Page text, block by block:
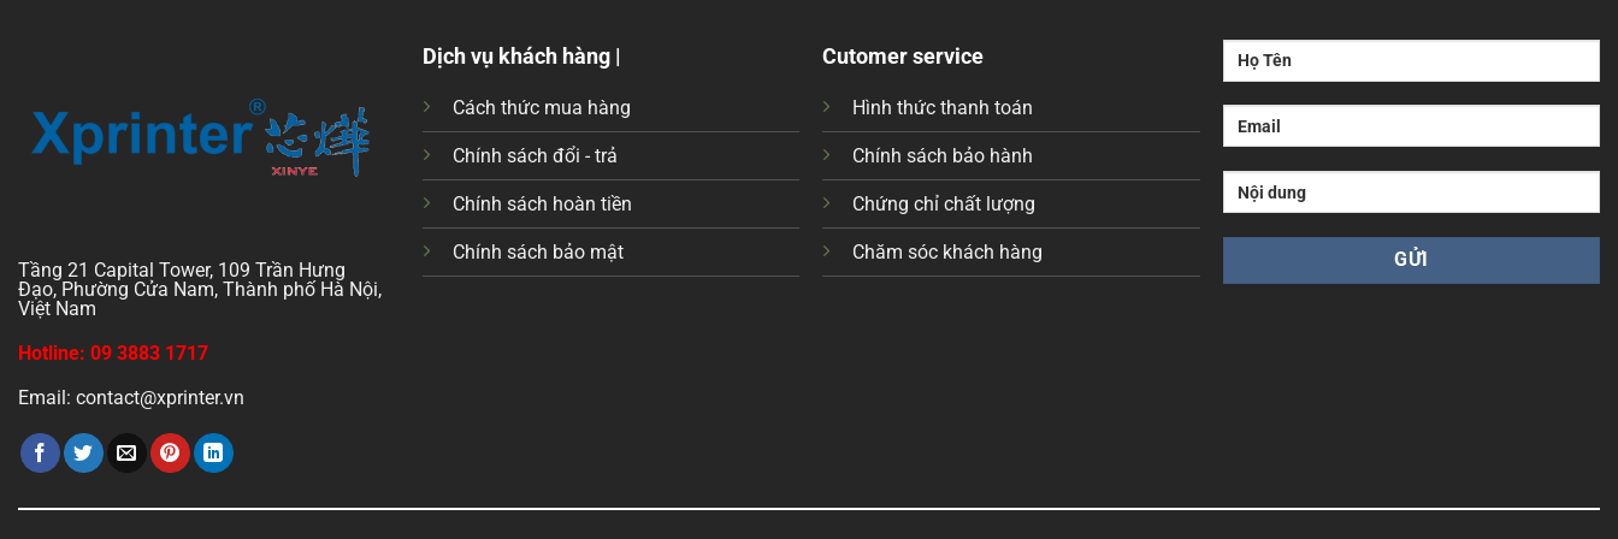
Tầng 21 Capital Tower, 109 Trần Hưng
Đạo, Phường Cửa Nam, Thành phố Hà Nội,
Việt Nam
Hotline: 09 3883 1717
Email: contact@xprinter.vn
Dịch vụ khách hàng |
Cách thức mua hàng
Chính sách đổi - trả
Chính sách hoàn tiền
Chính sách bảo mật
Cutomer service
Hình thức thanh toán
Chính sách bảo hành
Chứng chỉ chất lượng
Chăm sóc khách hàng